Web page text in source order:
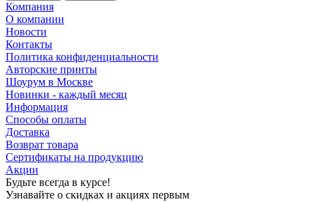
Компания
О компании
Новости
Контакты
Политика конфиденциальности
Авторские принты
Шоурум в Москве
Новинки - каждый месяц
Информация
Способы оплаты
Доставка
Возврат товара
Сертификаты на продукцию
Акции
Будьте всегда в курсе!
Узнавайте о скидках и акциях первым